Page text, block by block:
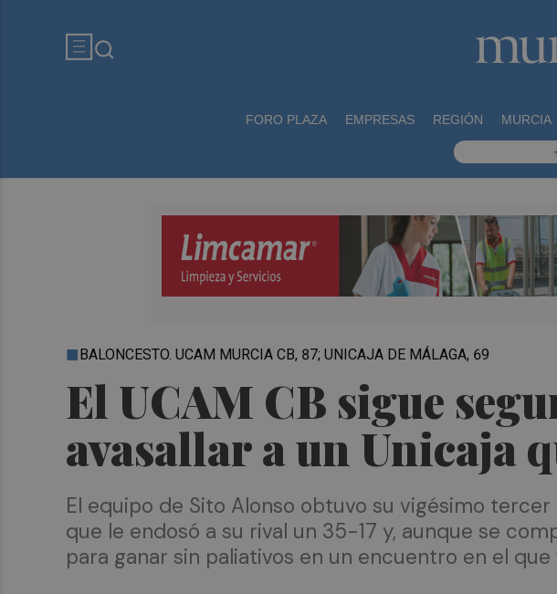
FORO PLAZA EMPRESAS REGIÓN MURCIA
El UCAM CB sigue
avasallar a un Unicaja
BALONCESTO. UCAM MURCIA CB, 87; UNICAJA DE MÁLAGA, 69
El equipo de Sito Alonso obtuvo su vigésimo
que le endosó a su rival un 35-17 y, aunque se
para ganar sin paliativos en un encuentro en el